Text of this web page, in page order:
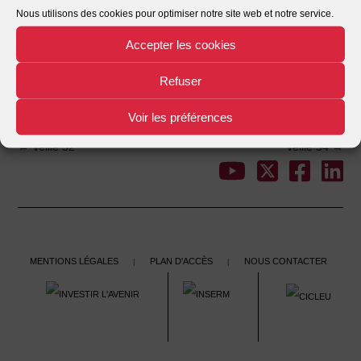
Nous utilisons des cookies pour optimiser notre site web et notre service.
Accepter les cookies
Refuser
Voir les préférences
Date de création 23/11/2021
Dernière mise à jour
This entry was posted in . Bookmark the.
Post
navigation
←Veille 52 Veille 54→
Mentions légales | Plan d'accès | Nous contacter